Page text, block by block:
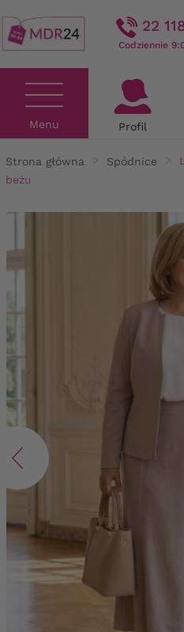
22
Codziennie
Menu Profil
Strona główna Spódnice
beżu